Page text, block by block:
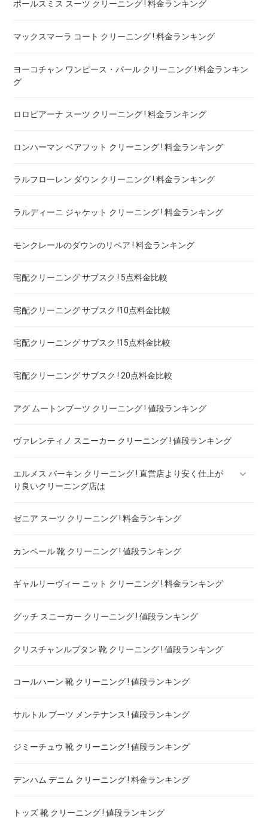
ポールスミス スーツ クリーニング ! 料金ランキング
マックスマーラ コート クリーニング ! 料金ランキング
ヨーコチャン ワンピース・パール クリーニング ! 料金ランキン
グ
ロロピアーナ スーツ クリーニング ! 料金ランキング
ロンハーマン ベアフット クリーニング ! 料金ランキング
ラルフローレン ダウン クリーニング ! 料金ランキング
ラルディーニ ジャケット クリーニング ! 料金ランキング
モンクレールのダウンのリペア ! 料金ランキング
宅配クリーニング サブスク ! 5点料金比較
宅配クリーニング サブスク !10点料金比較
宅配クリーニング サブスク !15点料金比較
宅配クリーニング サブスク ! 20点料金比較
アグ ムートンブーツ クリーニング ! 値段ランキング
ヴァレンティノ スニーカー クリーニング ! 値段ランキング
エルメス バーキン クリーニング ! 直営店より安く仕上が
り良いクリーニング店は
エルメス ケリー クリーニング ! 直営店より安く仕上がり良い
ゼニア スーツ クリーニング ! 料金ランキング
カンペール 靴 クリーニング ! 値段ランキング
ギャルリーヴィー ニット クリーニング ! 料金ランキング
グッチ スニーカー クリーニング ! 値段ランキング
クリスチャンルブタン 靴 クリーニング ! 値段ランキング
コールハーン 靴 クリーニング ! 値段ランキング
サルトル ブーツ メンテナンス ! 値段ランキング
ジミーチュウ 靴 クリーニング ! 値段ランキング
デンハム デニム クリーニング ! 料金ランキング
トッズ 靴 クリーニング ! 値段ランキング